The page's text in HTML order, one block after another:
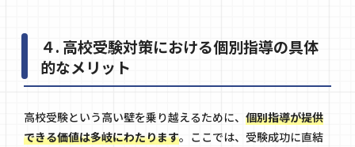
４. 高校受験対策における個別指導の具体
的なメリット
高校受験という高い壁を乗り越えるために、 個別指導が提供
できる価値は多岐にわたります。ここでは、受験成功に直結